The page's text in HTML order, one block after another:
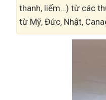
thanh, liếm…) từ các
từ Mỹ, Đức, Nhật,